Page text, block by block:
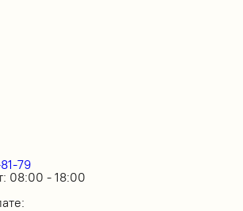
79
08:00 - 18:00